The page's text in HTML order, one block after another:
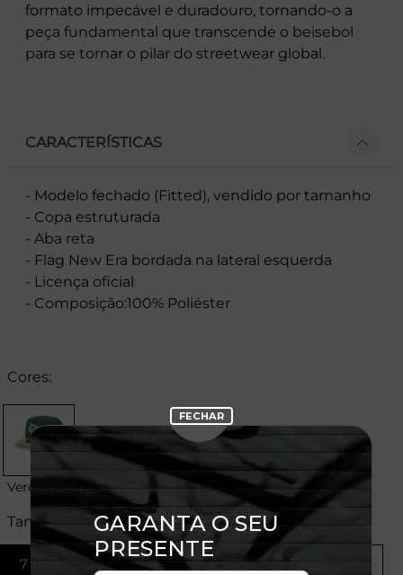
formato impecável e duradouro, tornando-o a
peça fundamental que transcende o beisebol
para se tornar o pilar do streetwear global.
CARACTERÍSTICAS
- Modelo fechado (Fitted), vendido por tamanho
- Copa estruturada
- Aba reta
- Flag New Era bordada na lateral esquerda
- Licença oficial
- Composição:100% Poliéster
Cores:
Verde
Tamanhos:
7 1/4 7 3/8 7 1/2